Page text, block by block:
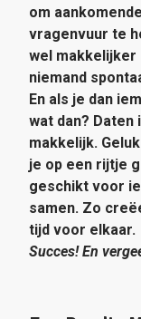
om
vragenvuur te
wel makkelijker
niemand
En als je dan
wat dan?
makkelijk.
je op een rijtje
geschikt voor
samen. Zo
tijd voor elkaar.
Succes! En